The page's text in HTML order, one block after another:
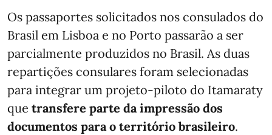
Os passaportes solicitados nos consulados do
Brasil em Lisboa e no Porto passarão a ser
parcialmente produzidos no Brasil. As duas
repartições consulares foram selecionadas
para integrar um projeto-piloto do Itamaraty
que transfere parte da impressão dos
documentos para o território brasileiro.